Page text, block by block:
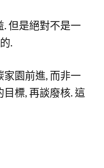
. 但是絕對不是一
.
園前進, 而非一
標, 再談廢核. 這